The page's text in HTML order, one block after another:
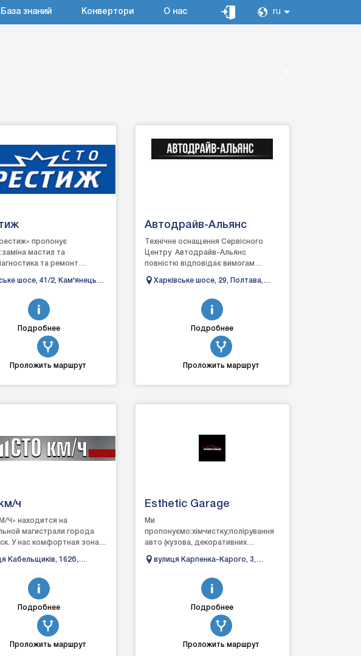
База знаний Конвертори О нас ru
пропонує
мастил та
та ремонт
шосе, 41/2, Кам'янець-
Подробнее
Проложить маршрут
Автодрайв-Альянс
Технічне оснащення Сервісного
Центру Автодрайв-Альянс
повністю відповідає вимогам
оперативно і з&n...
Харківське шосе, 29, Полтава,
Подробнее
Проложить маршрут
ч
Ч» находится на
магистрали города
У нас комфортная зона
частей, а такж...
Кабельщиків, 162б,
Подробнее
Проложить маршрут
Esthetic Garage
Ми
пропонуємо:хімчистку;полірування
авто (кузова, декоративних
мийку;детейлінг двигуна;детейлінг
вулиця Карпенка-Карого, 3,
Подробнее
Проложить маршрут